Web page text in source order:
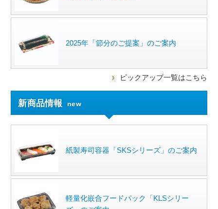
2025年「節分のご提案」のご案内
ピックアップ一覧はこちら
新商品情報 new
紙製寿司容器「SKSシリーズ」のご案内
軽量化嵌合フードパック「KLSシリー